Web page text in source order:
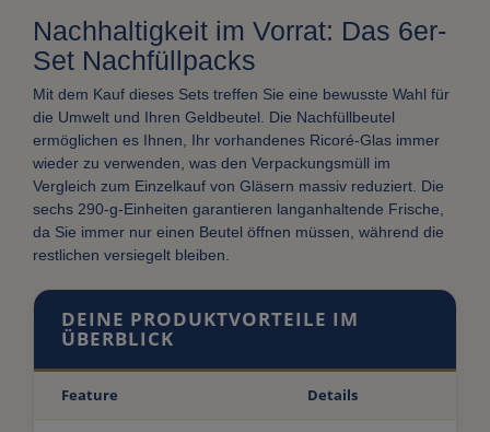
Nachhaltigkeit im Vorrat: Das 6er-
Set Nachfüllpacks
Mit dem Kauf dieses Sets treffen Sie eine bewusste Wahl für
die Umwelt und Ihren Geldbeutel. Die Nachfüllbeutel
ermöglichen es Ihnen, Ihr vorhandenes Ricoré-Glas immer
wieder zu verwenden, was den Verpackungsmüll im
Vergleich zum Einzelkauf von Gläsern massiv reduziert. Die
sechs 290-g-Einheiten garantieren langanhaltende Frische,
da Sie immer nur einen Beutel öffnen müssen, während die
restlichen versiegelt bleiben.
DEINE PRODUKTVORTEILE IM
ÜBERBLICK
Feature Details